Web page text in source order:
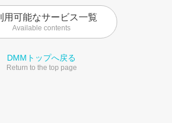
用可能なサービス一覧
Available contents
DMMトップへ戻る
Return to the top page